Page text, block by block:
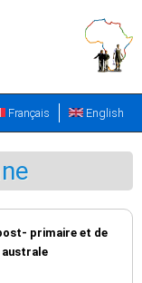
English
Français
primaire et de
australe